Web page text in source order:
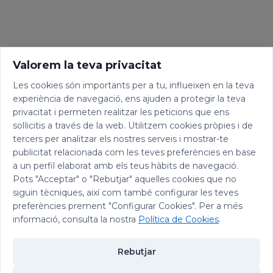
Valorem la teva privacitat
Les cookies són importants per a tu, influeixen en la teva
experiència de navegació, ens ajuden a protegir la teva
privacitat i permeten realitzar les peticions que ens
sol·licitis a través de la web. Utilitzem cookies pròpies i de
tercers per analitzar els nostres serveis i mostrar-te
publicitat relacionada com les teves preferències en base
a un perfil elaborat amb els teus hàbits de navegació.
Pots "Acceptar" o "Rebutjar" aquelles cookies que no
siguin tècniques, així com també configurar les teves
preferències prement "Configurar Cookies". Per a més
informació, consulta la nostra Política de Cookies.
Rebutjar